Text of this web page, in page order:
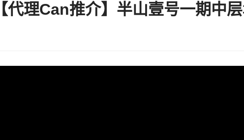
【代理Can推介】半山壹号一期中